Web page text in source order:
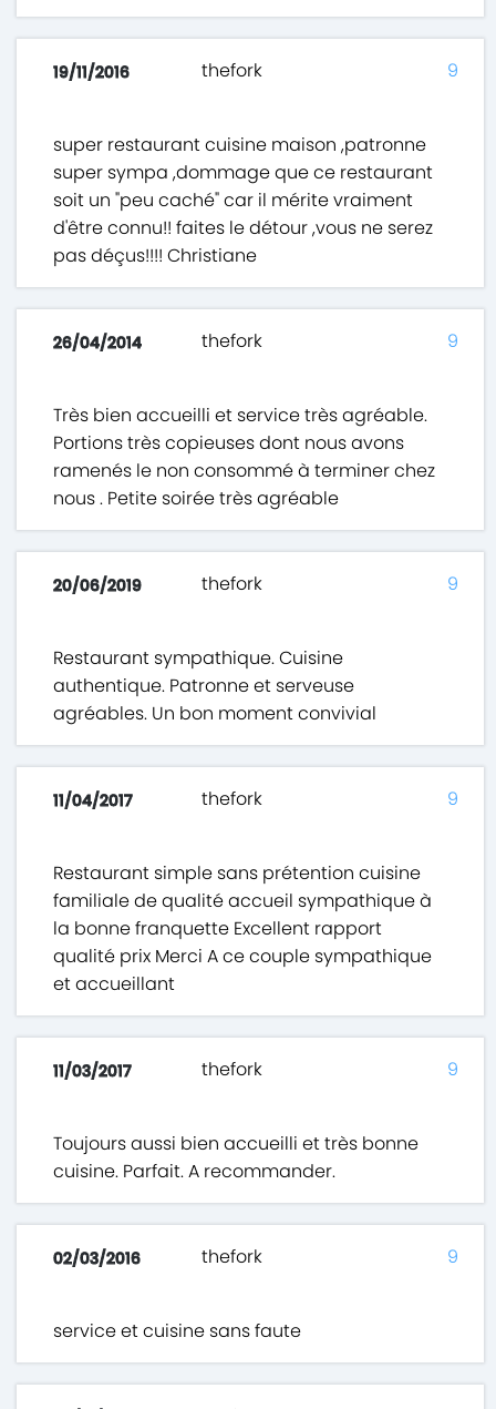
19/11/2016 thefork
super restaurant cuisine maison ,patronne
super sympa ,dommage que ce restaurant
soit un "peu caché" car il mérite vraiment
d'être connu!! faites le détour ,vous ne serez
pas déçus!!!! Christiane
9
26/04/2014 thefork
Très bien accueilli et service très agréable.
Portions très copieuses dont nous avons
ramenés le non consommé à terminer chez
nous . Petite soirée très agréable
9
20/06/2019 thefork
Restaurant sympathique. Cuisine
authentique. Patronne et serveuse
agréables. Un bon moment convivial
9
11/04/2017 thefork
Restaurant simple sans prétention cuisine
familiale de qualité accueil sympathique à
la bonne franquette Excellent rapport
qualité prix Merci A ce couple sympathique
et accueillant
9
11/03/2017 thefork
Toujours aussi bien accueilli et très bonne
cuisine. Parfait. A recommander.
9
02/03/2016 thefork
service et cuisine sans faute
9